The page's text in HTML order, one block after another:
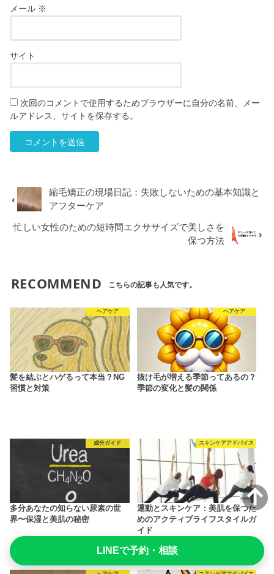
メール ※
サイト
次回のコメントで使用するためブラウザーに自分の名前、メー
ルアドレス、サイトを保存する。
縮毛矯正の現場日記：失敗しないための基本知識と
アフターケア
忙しい女性のための短時間エクササイズで美しさを
保つ方法
RECOMMEND こちらの記事も人気です。
ヘアケア
髪を結ぶとハゲるって本当？NG
習慣と対策
ヘアケア
抜け毛が増える季節ってあるの？
季節の変化と髪の関係
成分ガイド
多分あなたの知らない尿素の世
界〜保湿と美肌の秘密
スキンケアアドバイス
運動とスキンケア：美肌を保つた
めのアクティブライフスタイルガ
イド
LINEで予約・相談